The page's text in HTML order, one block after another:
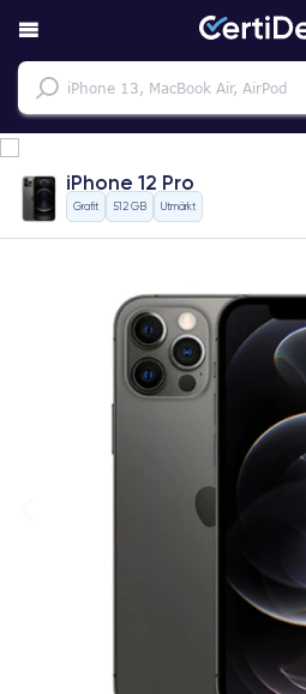
iPhone 12 Pro
Grafit 512 GB Utmärkt